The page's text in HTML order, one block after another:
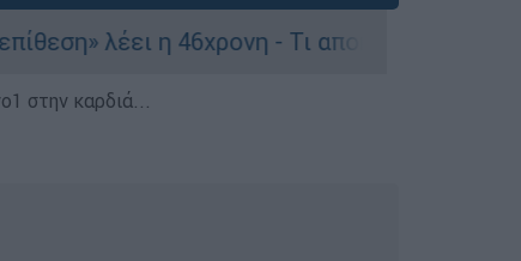
η 46χρονη - Τι αποκάλυψε στους
στην καρδιά...